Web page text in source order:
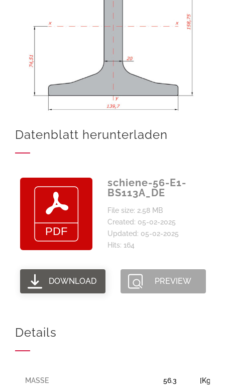
Datenblatt herunterladen
schiene-56-E1-
BS113A_DE
File size: 2.58 MB
Created: 05-02-2025
Updated: 05-02-2025
Hits: 164
DOWNLOAD PREVIEW
Details
MASSE 56.3 [Kg/m]